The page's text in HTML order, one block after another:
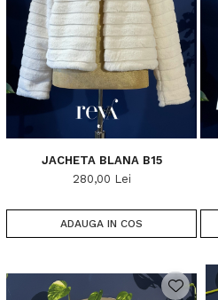
JACHETA BLANA B15
280,00 Lei
ADAUGA IN COS